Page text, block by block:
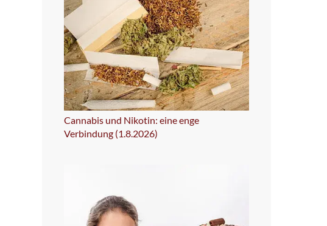
Cannabis und Nikotin: eine enge
Verbindung (1.8.2026)